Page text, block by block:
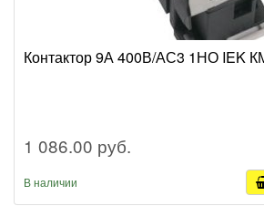
Контактор 9А 400В/АС3 1НО IEK
1 086.00 руб.
В наличии